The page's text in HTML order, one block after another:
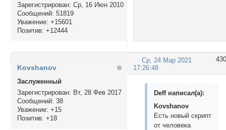
Зарегистрирован: Ср, 16 Июн 2010
Сообщений: 51819
Уважение: +15601
Позитив: +12444
430
Ср, 24 Мар 2021
17:26:48
Kovshanov
Заслуженный
Зарегистрирован: Вт, 28 Фев 2017
Сообщений: 38
Уважение: +15
Позитив: +18
Deff написал(а):
Kovshanov
Есть новый скрипт
от человека